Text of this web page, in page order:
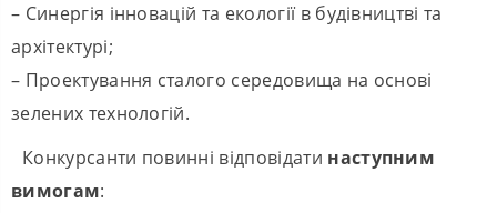
– Синергія інновацій та екології в будівництві та
архітектурі;
– Проектування сталого середовища на основі
зелених технологій.
Конкурсанти повинні відповідати наступним
вимогам: